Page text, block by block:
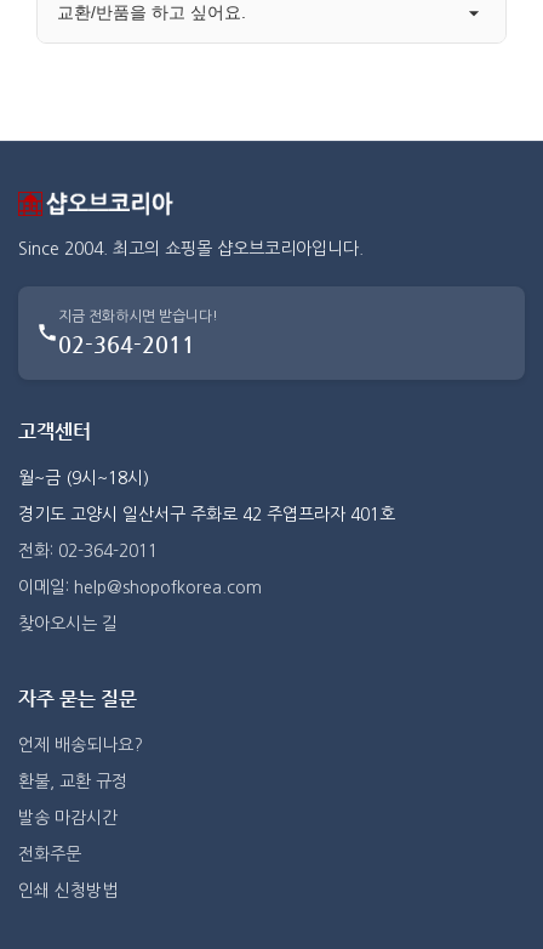
교환/반품을 하고 싶어요.
Since 2004. 최고의 쇼핑몰 샵오브코리아입니다.
지금 전화하시면 받습니다!
02-364-2011
고객센터
월~금 (9시~18시)
경기도 고양시 일산서구 주화로 42 주엽프라자 401호
전화: 02-364-2011
이메일: help@shopofkorea.com
찾아오시는 길
자주 묻는 질문
언제 배송되나요?
환불, 교환 규정
발송 마감시간
전화주문
인쇄 신청방법